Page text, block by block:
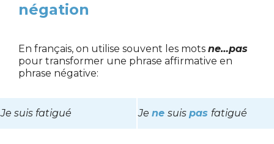
négation
En français, on utilise souvent les mots ne…pas
pour transformer une phrase affirmative en
phrase négative:
Je suis fatigué Je ne suis pas fatigué